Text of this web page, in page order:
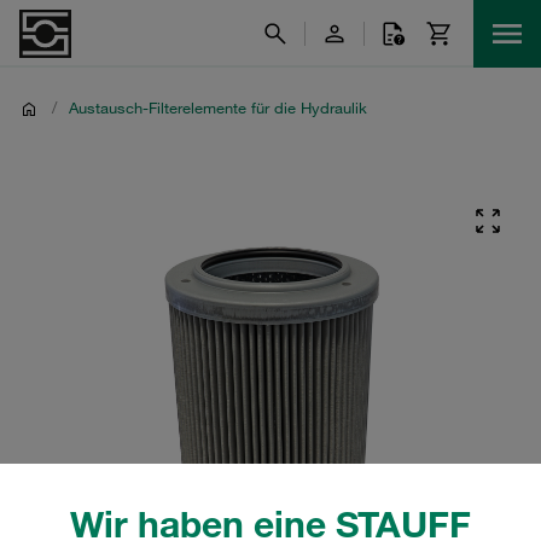
Wir haben eine STAUFF
/ Austausch-Filterelemente für die Hydraulik